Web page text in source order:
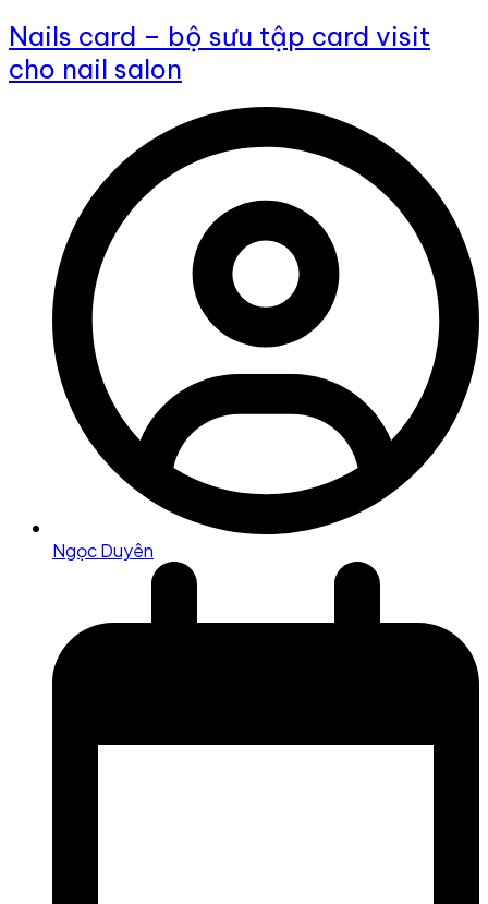
Nails card – bộ sưu tập card visit
cho nail salon
Ngọc Duyên